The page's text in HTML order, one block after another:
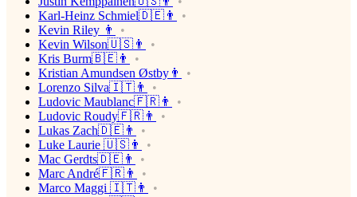
Karl-Heinz Schmiel🇩🇪👨
Kevin Riley 👨
Kevin Wilson🇺🇸👨
Kris Burm🇧🇪👨
Kristian Amundsen Østby👨
Lorenzo Silva🇮🇹👨
Ludovic Maublanc🇫🇷👨
Ludovic Roudy🇫🇷👨
Lukas Zach🇩🇪👨
Luke Laurie 🇺🇸👨
Mac Gerdts🇩🇪👨
Marc André🇫🇷👨
Marco Maggi 🇮🇹👨